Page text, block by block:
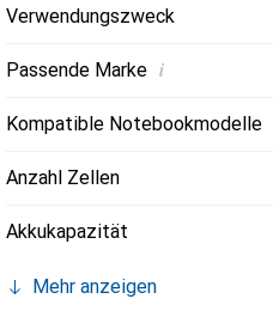
Verwendungszweck
Passende Marke i
Kompatible Notebookmodelle
Anzahl Zellen
Akkukapazität
Mehr anzeigen